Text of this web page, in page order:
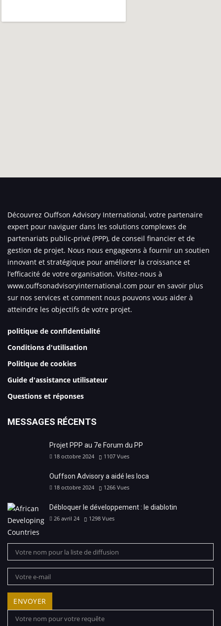
Découvrez Ouffson Advisory International, votre partenaire
expert pour naviguer dans les solutions complexes de
partenariats public-privé (PPP), de conseil financier et de
gestion de projet. Nous nous engageons à fournir un soutien
innovant et stratégique pour améliorer la croissance et
l’efficacité de votre organisation. Visitez-nous à
www.ouffsonadvisoryinternational.com pour en savoir plus
sur nos services et comment nous pouvons vous aider à
atteindre les objectifs de votre projet.
politique de confidentialité
Conditions d'utilisation
Politique de cookies
Guide d'assistance utilisateur
Questions et réponses
MESSAGES RÉCENTS
Projet PPP au 7e Forum du PP
18 octobre 2024 1107 Vues
Ouffson Advisory a aidé les loca
18 octobre 2024 1266 Vues
Débloquer le développement : le diablotin
26 avril 24 1298 Vues